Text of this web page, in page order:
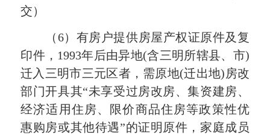
交）
（6）有房户提供房屋产权证原件及复
印件，1993年后由异地(含三明所辖县、市)
迁入三明市三元区者，需原地(迁出地)房改
部门开具其“未享受过房改房、集资建房、
经济适用住房、限价商品住房等政策性优
惠购房或其他待遇”的证明原件，家庭成员